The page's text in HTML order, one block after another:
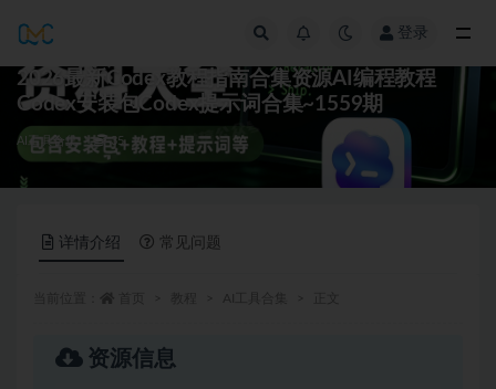
登录
2026最新Codex教程指南合集资源AI编程教程
Codex安装包Codex提示词合集~1559期
AI工具合集 35
详情介绍 常见问题
资源信息